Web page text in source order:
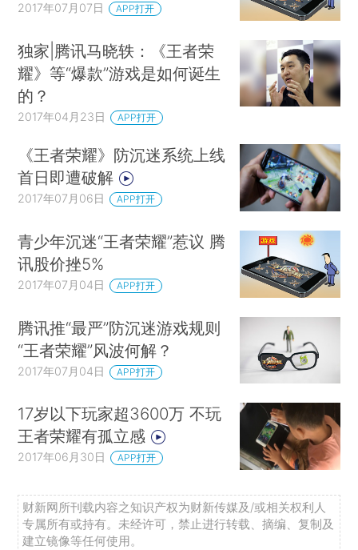
2017年07月07日 APP打开
独家|腾讯马晓轶：《王者荣
耀》等“爆款”游戏是如何诞生
的？
2017年04月23日 APP打开
《王者荣耀》防沉迷系统上线
首日即遭破解
2017年07月06日 APP打开
青少年沉迷“王者荣耀”惹议 腾
讯股价挫5%
2017年07月04日 APP打开
腾讯推“最严”防沉迷游戏规则
“王者荣耀”风波何解？
2017年07月04日 APP打开
17岁以下玩家超3600万 不玩
王者荣耀有孤立感
2017年06月30日 APP打开
财新网所刊载内容之知识产权为财新传媒及/或相关权利人
专属所有或持有。未经许可，禁止进行转载、摘编、复制及
建立镜像等任何使用。